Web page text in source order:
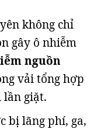
không chỉ
gây ô nhiễm
nguồn
vải tổng hợp
lần giặt.
bị lãng phí, ga,